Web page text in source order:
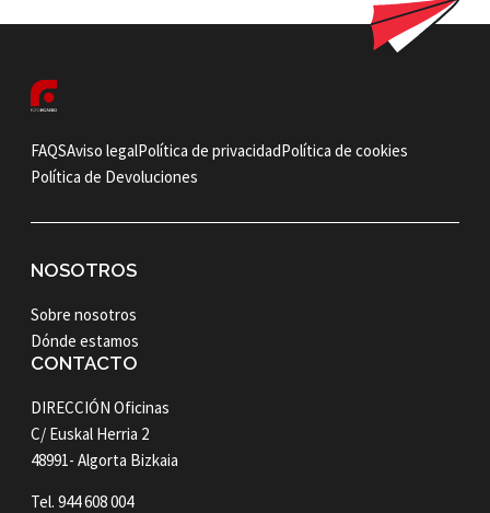
FAQSAviso legalPolítica de privacidadPolítica de cookies
Política de Devoluciones
NOSOTROS
Sobre nosotros
Dónde estamos
CONTACTO
DIRECCIÓN Oficinas
C/ Euskal Herria 2
48991- Algorta Bizkaia
Tel. 944 608 004